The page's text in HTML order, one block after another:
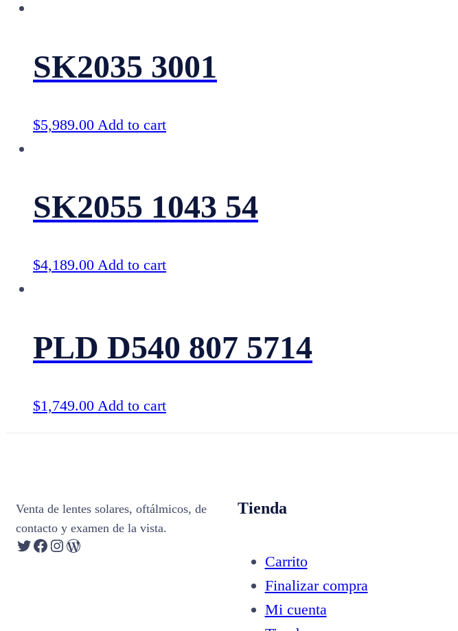
SK2035 3001
$5,989.00 Add to cart
SK2055 1043 54
$4,189.00 Add to cart
PLD D540 807 5714
$1,749.00 Add to cart
Venta de lentes solares, oftálmicos, de
contacto y examen de la vista.
Twitter Facebook Instagram WordPress
Tienda
Carrito
Finalizar compra
Mi cuenta